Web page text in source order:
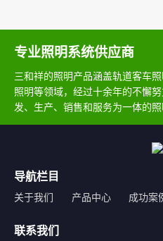
专业照明系统供应商
三和祥的照明产品涵盖轨道客车
照明等领域，经过十余年的不懈
发、生产、销售和服务为一体的照
导航栏目
关于我们 产品中心 成功案
联系我们